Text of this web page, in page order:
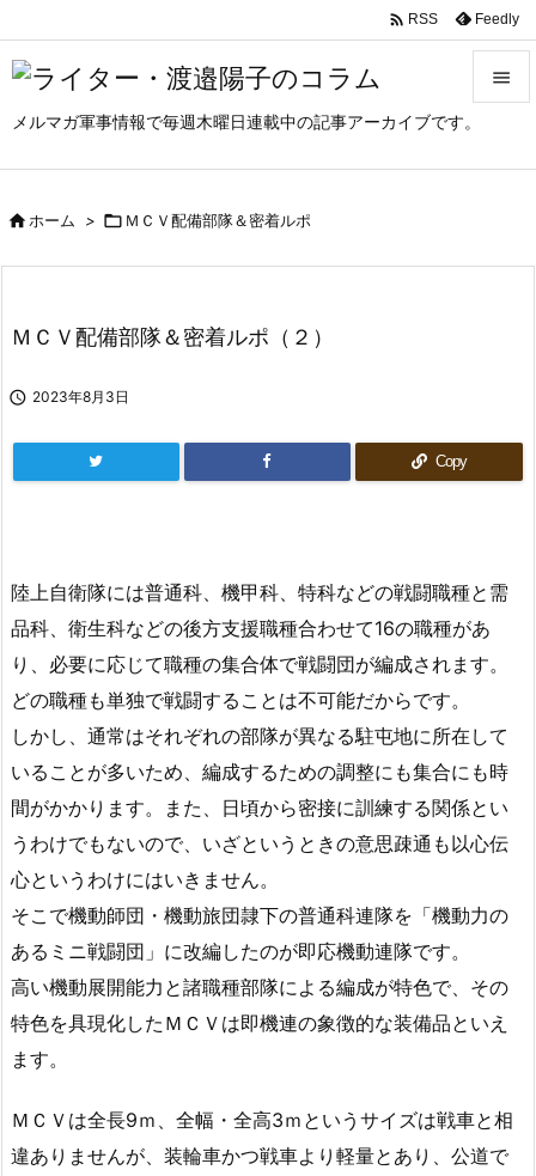
メルマガ軍事情報で毎週木曜日連載中の記事アーカイブです。

 RSS Feedly
ホーム >  ＭＣＶ配備部隊＆密着ルポ
ＭＣＶ配備部隊＆密着ルポ（２）
 2023年8月3日
Copy
陸上自衛隊には普通科、機甲科、特科などの戦闘職種と需
品科、衛生科などの後方支援職種合わせて16の職種があ
り、必要に応じて職種の集合体で戦闘団が編成されます。
どの職種も単独で戦闘することは不可能だからです。
しかし、通常はそれぞれの部隊が異なる駐屯地に所在して
いることが多いため、編成するための調整にも集合にも時
間がかかります。また、日頃から密接に訓練する関係とい
うわけでもないので、いざというときの意思疎通も以心伝
心というわけにはいきません。
そこで機動師団・機動旅団隷下の普通科連隊を「機動力の
あるミニ戦闘団」に改編したのが即応機動連隊です。
高い機動展開能力と諸職種部隊による編成が特色で、その
特色を具現化したＭＣＶは即機連の象徴的な装備品といえ
ます。
ＭＣＶは全長9ｍ、全幅・全高3ｍというサイズは戦車と相
違ありませんが、装輪車かつ戦車より軽量とあり、公道で